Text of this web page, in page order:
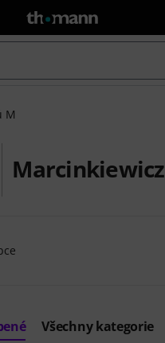
M
Marcinkiewicz
Všechny kategorie